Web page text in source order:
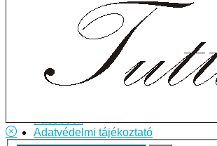
Telefon
Szállítás
Facebook
Adatvédelmi tájékoztató